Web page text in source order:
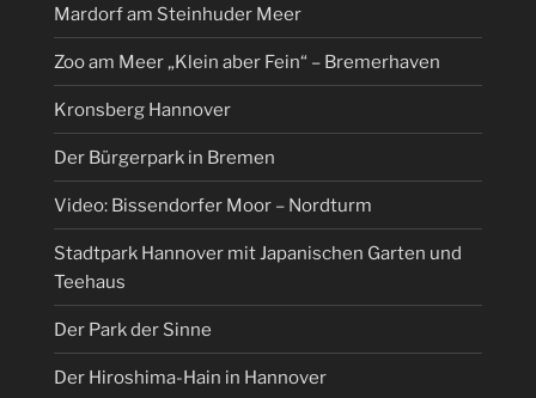
Mardorf am Steinhuder Meer
Zoo am Meer „Klein aber Fein“ – Bremerhaven
Kronsberg Hannover
Der Bürgerpark in Bremen
Video: Bissendorfer Moor – Nordturm
Stadtpark Hannover mit Japanischen Garten und
Teehaus
Der Park der Sinne
Der Hiroshima-Hain in Hannover